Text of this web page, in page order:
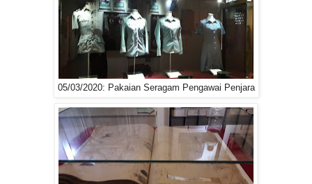
05/03/2020: Pakaian Seragam Pengawai Penjara